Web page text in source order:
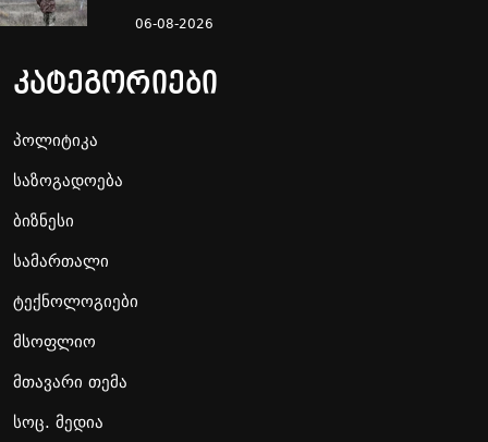
06-08-2026
კატეგორიები
პოლიტიკა
საზოგადოება
ბიზნესი
სამართალი
ტექნოლოგიები
მსოფლიო
მთავარი თემა
სოც. მედია